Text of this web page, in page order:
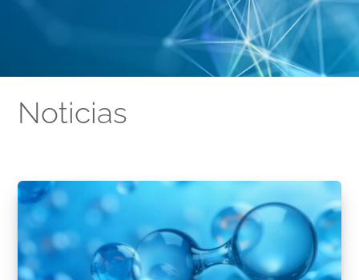
Noticias